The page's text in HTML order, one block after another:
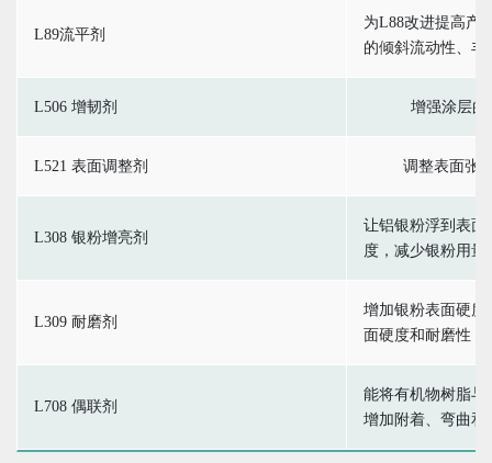
L89流平剂
为L88改进提高产
的倾斜流动性、丰
L506 增韧剂 增强涂层的
L521 表面调整剂 调整表面张
L308 银粉增亮剂
让铝银粉浮到表面
度，减少银粉用量
L309 耐磨剂
增加银粉表面硬度
面硬度和耐磨性
L708 偶联剂
能将有机物树脂与
增加附着、弯曲和